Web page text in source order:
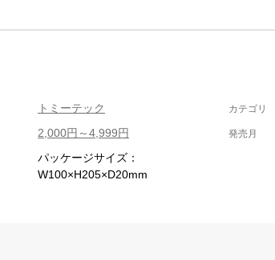
トミーテック カテゴリ
2,000円～4,999円 発売月
パッケージサイズ：
W100×H205×D20mm